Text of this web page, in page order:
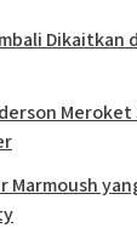
Dikaitkan
Meroket
Marmoush